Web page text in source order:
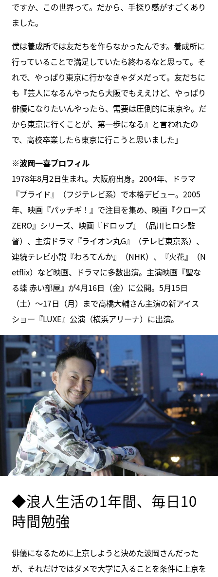
ですか、この世界って。だから、手探り感がすごくあり
ました。
僕は養成所では友だちを作らなかったんです。養成所に
行っていることで満足していたら終わるなと思って。そ
れで、やっぱり東京に行かなきゃダメだって。友だちに
も『芸人になるんやったら大阪でもええけど、やっぱり
俳優になりたいんやったら、需要は圧倒的に東京や。だ
から東京に行くことが、第一歩になる』と言われたの
で、高校卒業したら東京に行こうと思いました」
※波岡一喜プロフィル
1978年8月2日生まれ。大阪府出身。2004年、ドラマ
『プライド』（フジテレビ系）で本格デビュー。2005
年、映画『パッチギ！』で注目を集め、映画『クローズ
ZERO』シリーズ、映画『ドロップ』（品川ヒロシ監
督）、主演ドラマ『ライオン丸G』（テレビ東京系）、
連続テレビ小説『わろてんか』（NHK）、『火花』（N
etflix）など映画、ドラマに多数出演。主演映画『聖な
る蝶 赤い部屋』が4月16日（金）に公開。5月15日
（土）～17日（月）まで高橋大輔さん主演の新アイス
ショー『LUXE』公演（横浜アリーナ）に出演。
◆浪人生活の1年間、毎日10
時間勉強
俳優になるために上京しようと決めた波岡さんだった
が、それだけではダメで大学に入ることを条件に上京を